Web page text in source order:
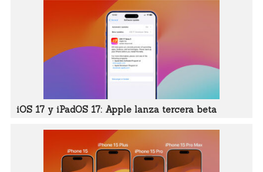
iOS 17 y iPadOS 17: Apple lanza tercera beta